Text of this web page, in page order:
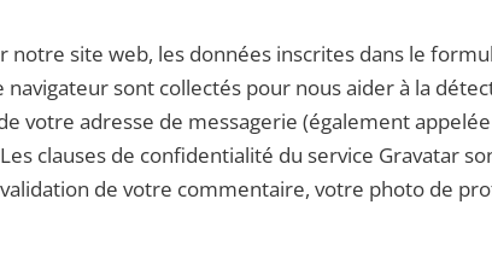
notre site web, les données inscrites dans le
navigateur sont collectés pour nous aider à la
votre adresse de messagerie (également
clauses de confidentialité du service Gravatar
de votre commentaire, votre photo de